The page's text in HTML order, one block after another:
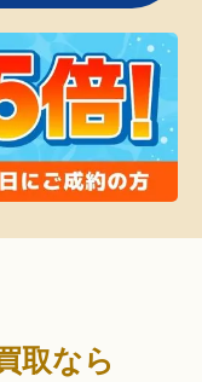
取なら